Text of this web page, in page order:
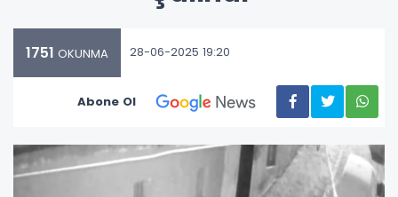
1751 OKUNMA 28-06-2025 19:20
Abone Ol